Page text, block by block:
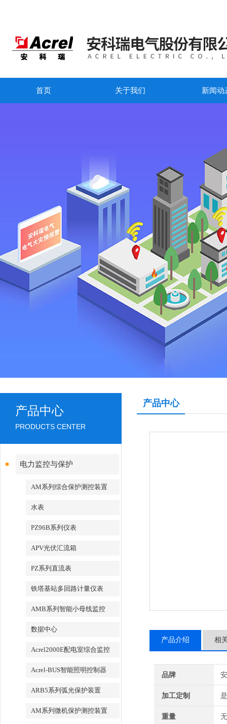
首页 关于我们 新闻动
产品中心
PRODUCTS CENTER
电力监控与保护
AM系列综合保护测控装置
水表
PZ96B系列仪表
APV光伏汇流箱
PZ系列直流表
铁塔基站多回路计量仪表
AMB系列智能小母线监控
数据中心
Acrel2000E配电室综合监控
Acrel-BUS智能照明控制器
ARB5系列弧光保护装置
AM系列微机保护测控装置
产品中心
产品介绍 相
品牌
加工定制 是
重量